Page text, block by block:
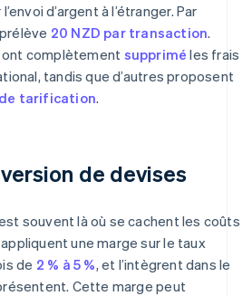
d’argent à l’étranger. Par
20 NZD par transaction.
complètement supprimé les frais
tandis que d’autres proposent
tarification.
de devises
souvent là où se cachent les coûts
une marge sur le taux
de 2 % à 5 %, et l’intègrent dans le
Cette marge peut